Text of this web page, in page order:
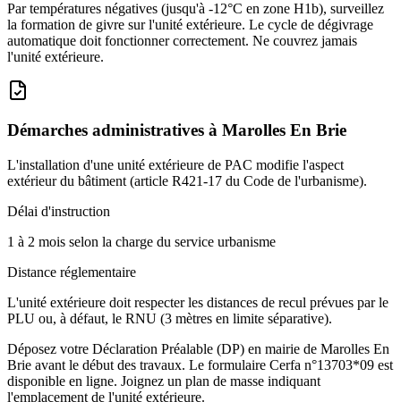
Par températures négatives (jusqu'à -12°C en zone H1b), surveillez
la formation de givre sur l'unité extérieure. Le cycle de dégivrage
automatique doit fonctionner correctement. Ne couvrez jamais
l'unité extérieure.
Démarches administratives à Marolles En Brie
L'installation d'une unité extérieure de PAC modifie l'aspect
extérieur du bâtiment (article R421-17 du Code de l'urbanisme).
Délai d'instruction
1 à 2 mois selon la charge du service urbanisme
Distance réglementaire
L'unité extérieure doit respecter les distances de recul prévues par le
PLU ou, à défaut, le RNU (3 mètres en limite séparative).
Déposez votre Déclaration Préalable (DP) en mairie de Marolles En
Brie avant le début des travaux. Le formulaire Cerfa n°13703*09 est
disponible en ligne. Joignez un plan de masse indiquant
l'emplacement de l'unité extérieure.